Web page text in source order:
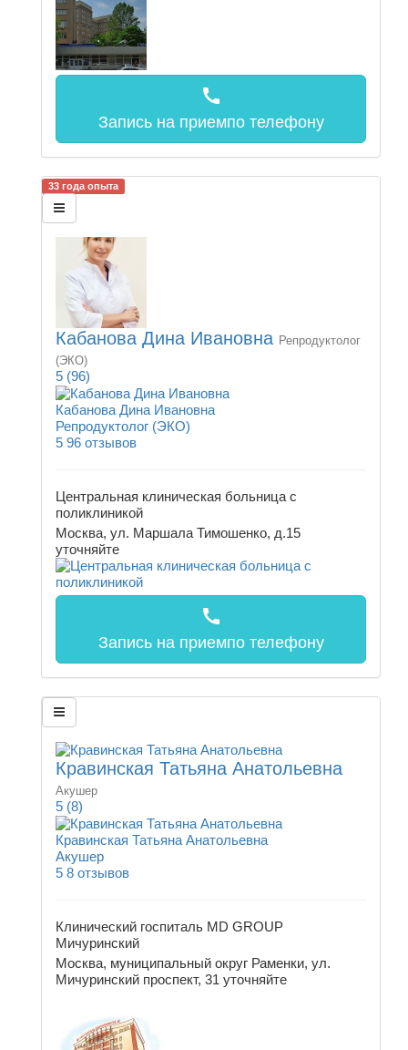
call
Запись на приемпо телефону
33 года опыта
Кабанова Дина Ивановна Репродуктолог
(ЭКО)
5 (96)
Кабанова Дина Ивановна
Репродуктолог (ЭКО)
5 96 отзывов
Центральная клиническая больница с
поликлиникой
Москва, ул. Маршала Тимошенко, д.15
уточняйте
call
Запись на приемпо телефону
Кравинская Татьяна Анатольевна
Акушер
5 (8)
Кравинская Татьяна Анатольевна
Акушер
5 8 отзывов
Клинический госпиталь MD GROUP
Мичуринский
Москва, муниципальный округ Раменки, ул.
Мичуринский проспект, 31 уточняйте